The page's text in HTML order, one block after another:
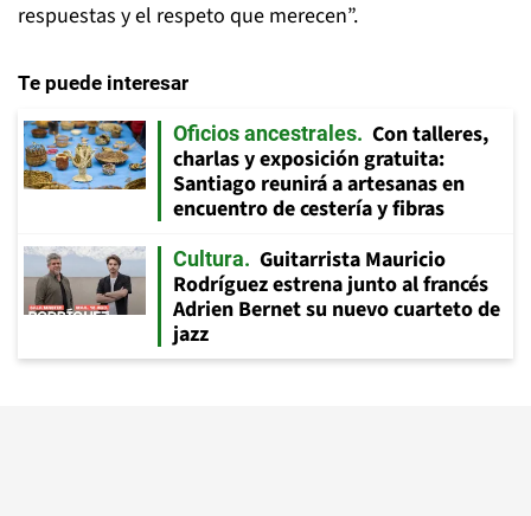
respuestas y el respeto que merecen”.
Te puede interesar
Oficios ancestrales
Con talleres,
charlas y exposición gratuita:
Santiago reunirá a artesanas en
encuentro de cestería y fibras
Cultura
Guitarrista Mauricio
Rodríguez estrena junto al francés
Adrien Bernet su nuevo cuarteto de
jazz